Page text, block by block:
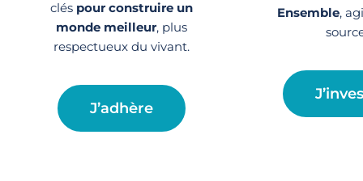
clés pour construire un
monde meilleur, plus
respectueux du vivant.
J’adhère
Ensemble,